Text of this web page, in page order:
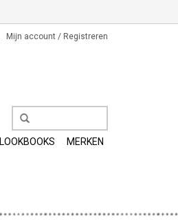
Mijn account / Registreren
LOOKBOOKS MERKEN